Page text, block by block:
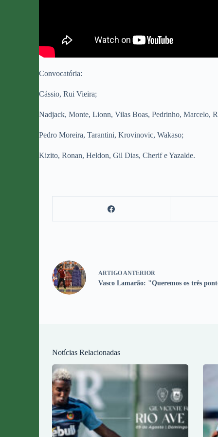
Convocatória:
Cássio, Rui Vieira;
Nadjack, Monte, Lionn, Vilas Boas, Pedrinho, Marcelo,
Pedro Moreira, Tarantini, Krovinovic, Wakaso;
Kizito, Ronan, Heldon, Gil Dias, Cherif e Yazalde.
ARTIGO ANTERIOR
Vasco Lamarão: "Queremos os três
Notícias Relacionadas